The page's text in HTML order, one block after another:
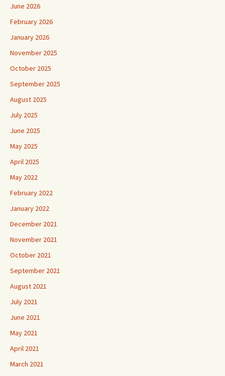
June 2026
February 2026
January 2026
November 2025
October 2025
September 2025
August 2025
July 2025
June 2025
May 2025
April 2025
May 2022
February 2022
January 2022
December 2021
November 2021
October 2021
September 2021
August 2021
July 2021
June 2021
May 2021
April 2021
March 2021